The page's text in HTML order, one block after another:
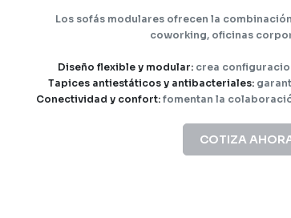
Los sofás modulares ofrecen la
coworking, oficinas
Diseño flexible y modular:crea
Tapices antiestáticos y antibacteriales:
Conectividad y confort:fomentan la
COTIZA